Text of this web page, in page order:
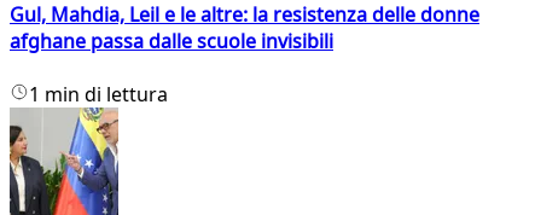
Gul, Mahdia, Leil e le altre: la resistenza delle donne
afghane passa dalle scuole invisibili
1 min di lettura